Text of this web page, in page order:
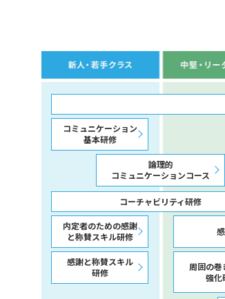
論理的
コミュニケーションコース
周囲の巻
強化
コミュニケーション
基本研修
コーチャビリティ研修
内定者のための感謝
と称賛スキル研修
感謝と称賛スキル
研修